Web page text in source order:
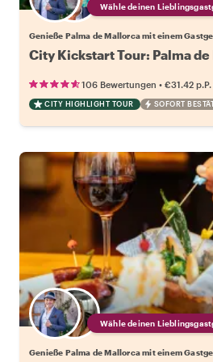
Wähle deinen
Genieße Palma de Mallorca mit einem
City Kickstart Tour: Palma
106 Bewertungen • €31.42 p.P.
CITY HIGHLIGHT TOUR SOFORT
Wähle deinen
Genieße Palma de Mallorca mit einem